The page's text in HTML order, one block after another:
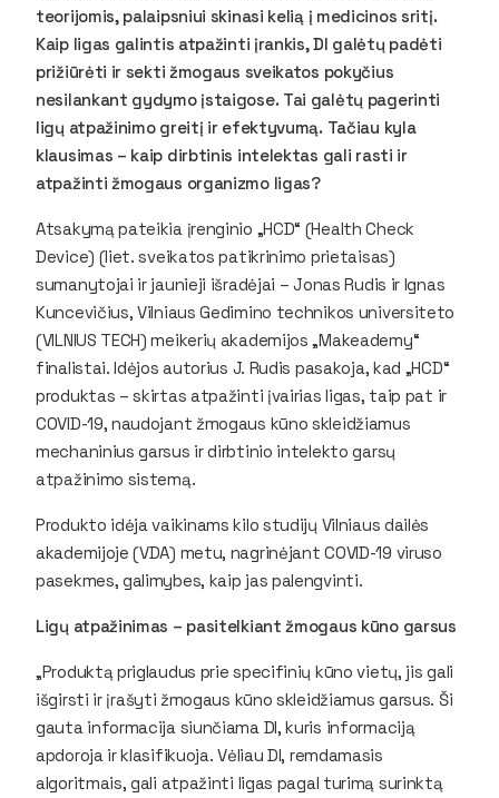
teorijomis, palaipsniui skinasi kelią į medicinos sritį.
Kaip ligas galintis atpažinti įrankis, DI galėtų padėti
prižiūrėti ir sekti žmogaus sveikatos pokyčius
nesilankant gydymo įstaigose. Tai galėtų pagerinti
ligų atpažinimo greitį ir efektyvumą. Tačiau kyla
klausimas – kaip dirbtinis intelektas gali rasti ir
atpažinti žmogaus organizmo ligas?
Atsakymą pateikia įrenginio „HCD“ (Health Check
Device) (liet. sveikatos patikrinimo prietaisas)
sumanytojai ir jaunieji išradėjai – Jonas Rudis ir Ignas
Kuncevičius, Vilniaus Gedimino technikos universiteto
(VILNIUS TECH) meikerių akademijos „Makeademy“
finalistai. Idėjos autorius J. Rudis pasakoja, kad „HCD“
produktas – skirtas atpažinti įvairias ligas, taip pat ir
COVID-19, naudojant žmogaus kūno skleidžiamus
mechaninius garsus ir dirbtinio intelekto garsų
atpažinimo sistemą.
Produkto idėja vaikinams kilo studijų Vilniaus dailės
akademijoje (VDA) metu, nagrinėjant COVID-19 viruso
pasekmes, galimybes, kaip jas palengvinti.
Ligų atpažinimas – pasitelkiant žmogaus kūno garsus
„Produktą priglaudus prie specifinių kūno vietų, jis gali
išgirsti ir įrašyti žmogaus kūno skleidžiamus garsus. Ši
gauta informacija siunčiama DI, kuris informaciją
apdoroja ir klasifikuoja. Vėliau DI, remdamasis
algoritmais, gali atpažinti ligas pagal turimą surinktą